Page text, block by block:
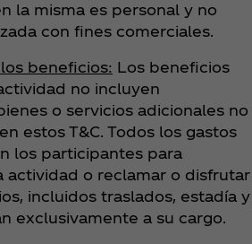
la misma es personal y no
con fines comerciales.
beneficios: Los beneficios
no incluyen
o servicios adicionales no
estos T&C. Todos los gastos
los participantes para
actividad o reclamar o disfrutar
incluidos traslados, estadía y
exclusivamente a su cargo.